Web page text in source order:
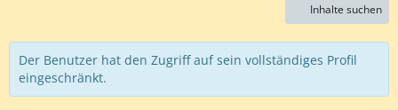
Inhalte suchen
Der Benutzer hat den Zugriff auf sein vollständiges Profil
eingeschränkt.